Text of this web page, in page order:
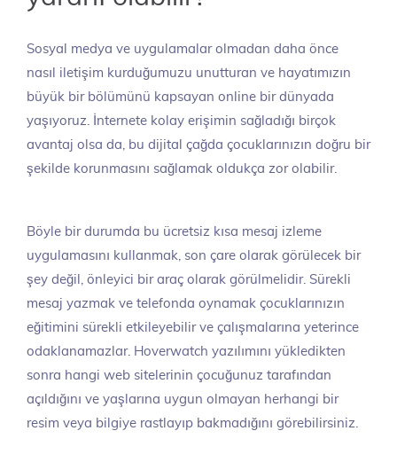
Sosyal medya ve uygulamalar olmadan daha önce
nasıl iletişim kurduğumuzu unutturan ve hayatımızın
büyük bir bölümünü kapsayan online bir dünyada
yaşıyoruz. İnternete kolay erişimin sağladığı birçok
avantaj olsa da, bu dijital çağda çocuklarınızın doğru bir
şekilde korunmasını sağlamak oldukça zor olabilir.
Böyle bir durumda bu ücretsiz kısa mesaj izleme
uygulamasını kullanmak, son çare olarak görülecek bir
şey değil, önleyici bir araç olarak görülmelidir. Sürekli
mesaj yazmak ve telefonda oynamak çocuklarınızın
eğitimini sürekli etkileyebilir ve çalışmalarına yeterince
odaklanamazlar. Hoverwatch yazılımını yükledikten
sonra hangi web sitelerinin çocuğunuz tarafından
açıldığını ve yaşlarına uygun olmayan herhangi bir
resim veya bilgiye rastlayıp bakmadığını görebilirsiniz.